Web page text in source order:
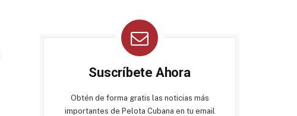
Suscríbete Ahora
Obtén de forma gratis las noticias más
importantes de Pelota Cubana en tu email